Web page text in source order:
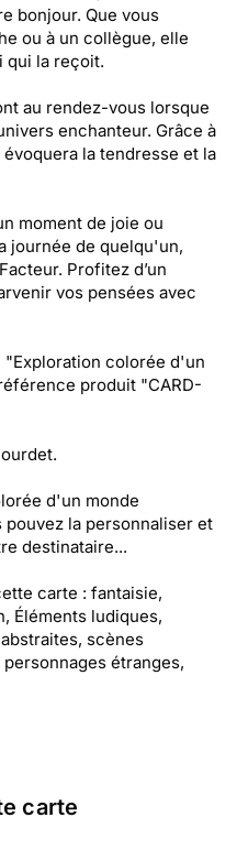
bonjour. Que vous
ou à un collègue, elle
qui la reçoit.
au rendez-vous lorsque
enchanteur. Grâce à
la tendresse et la
moment de joie ou
journée de quelqu'un,
Profitez d’un
vos pensées avec
colorée d'un
produit "CARD-
d'un monde
la personnaliser et
destinataire...
carte : fantaisie,
Éléments ludiques,
scènes
étranges,
carte